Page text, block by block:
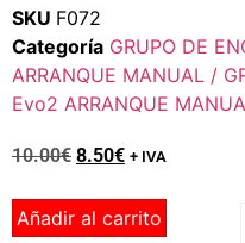
SKU F072
Categoría GRUPO DE
ARRANQUE MANUAL /
Evo2 ARRANQUE
10.00€ 8.50€ + IVA
Añadir al carrito